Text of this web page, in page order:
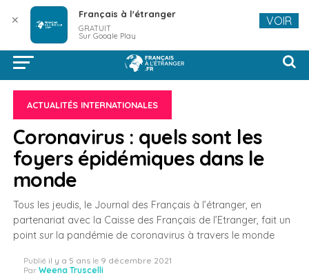
ACTUALITÉS INTERNATIONALES
Coronavirus : quels sont les
foyers épidémiques dans le
monde
Tous les jeudis, le Journal des Français à l’étranger, en
partenariat avec la Caisse des Français de l’Etranger, fait un
point sur la pandémie de coronavirus à travers le monde
Publié il y a 5 ans le 9 décembre 2021
Par Weena Truscelli
✕ Français à l'étranger
GRATUIT
Sur Google Play
VOIR